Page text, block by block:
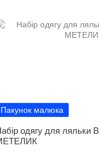
Пакунок малюка
одягу для ляльки